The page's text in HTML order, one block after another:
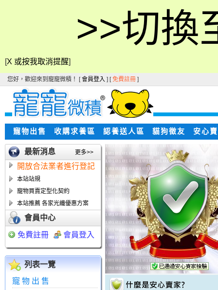
>>切換
[X 或按我取消提醒]
您好，歡迎來到寵寵微積！ [會員登入 ] [免費註冊 ]
寵物出售 收購求養區 認養送人區 貓狗徵友 安心
最新消息 更多>>
開放合法業者進行登記
本站站規
寵物買賣定型化契約
本站推薦 各家光纖優惠方案
會員中心
免費註冊 會員登入
列表一覽
寵物出售